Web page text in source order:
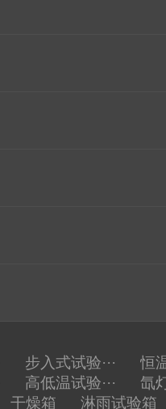
步入式试验···
恒
高低温试验···
氙
干燥箱 淋雨试验箱